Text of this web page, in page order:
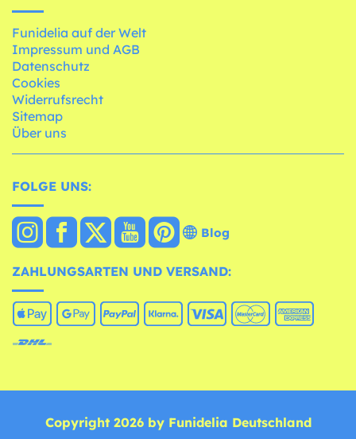
Funidelia auf der Welt
Impressum und AGB
Datenschutz
Cookies
Widerrufsrecht
Sitemap
Über uns
FOLGE UNS:
Blog
ZAHLUNGSARTEN UND VERSAND:
Copyright 2026 by Funidelia Deutschland